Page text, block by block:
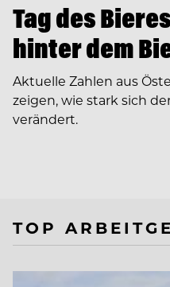
Tag des
hinter dem
Aktuelle Zahlen aus
zeigen, wie stark sich
verändert.
TOP